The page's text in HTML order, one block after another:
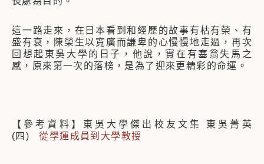
這一路走來，在日本看到和經歷的故事有枯有榮、有
盛有衰，陳榮生以寬廣而謙卑的心慢慢地走過，再次
回想起東吳大學的日子，他說，實在有塞翁失馬之
感，原來第一次的落榜，是為了迎來更精彩的命運。
【參考資料】東吳大學傑出校友文集 東吳菁英
(四)
從學運成員到大學教授